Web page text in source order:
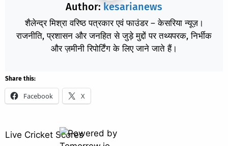
Author: kesarianews
शैलेन्द्र मिश्रा वरिष्ठ पत्रकार एवं फाउंडर – केसरिया न्यूज़।
राजनीति, प्रशासन और जनहित से जुड़े मुद्दों पर तथ्यपरक, निर्भीक
और ज़मीनी रिपोर्टिंग के लिए जाने जाते हैं।
Share this:
Facebook X
Live Cricket Scores